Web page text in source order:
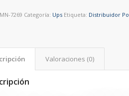
7269 Categoría: Ups Etiqueta: Distribuidor
Valoraciones (0)